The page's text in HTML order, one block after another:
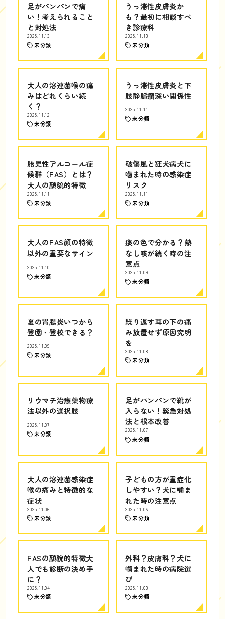
足がパンパンで痛
い！考えられること
と対処法
2025.11.13
未分類
うっ滞性皮膚炎か
も？最初に相談すべ
き診療科
2025.11.13
未分類
大人の溶連菌喉の痛
みはどれくらい続
く？
2025.11.12
未分類
うっ滞性皮膚炎と下
肢静脈瘤深い関係性
2025.11.11
未分類
胎児性アルコール症
候群（FAS）とは？
大人の顔貌的特徴
2025.11.11
未分類
破傷風と狂犬病犬に
噛まれた時の感染症
リスク
2025.11.11
未分類
大人のFAS顔の特徴
以外の重要なサイン
2025.11.10
未分類
痰の色で分かる？熱
なし咳が続く時の注
意点
2025.11.09
未分類
夏の胃腸炎いつから
登園・登校できる？
2025.11.09
未分類
繰り返す耳の下の痛
み放置せず原因究明
を
2025.11.08
未分類
リウマチ治療薬物療
法以外の選択肢
2025.11.07
未分類
足がパンパンで靴が
入らない！緊急対処
法と根本改善
2025.11.07
未分類
大人の溶連菌感染症
喉の痛みと特徴的な
症状
2025.11.06
未分類
子どもの方が重症化
しやすい？犬に噛ま
れた時の注意点
2025.11.06
未分類
FASの顔貌的特徴大
人でも診断の決め手
に？
2025.11.04
未分類
外科？皮膚科？犬に
噛まれた時の病院選
び
2025.11.03
未分類